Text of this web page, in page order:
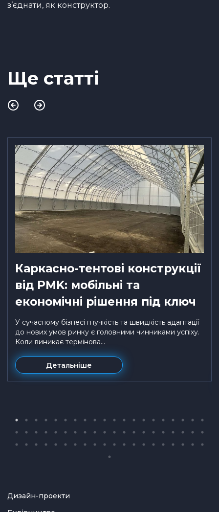
з’єднати, як конструктор.
Ще статті
Каркасно-тентові конструкції
від PMK: мобільні та
економічні рішення під ключ
У сучасному бізнесі гнучкість та швидкість адаптації
до нових умов ринку є головними чинниками успіху.
Коли виникає термінова...
Детальніше
Дизайн-проекти